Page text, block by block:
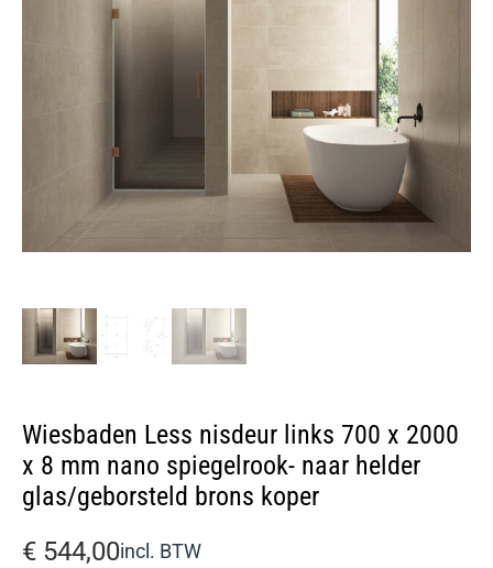
Wiesbaden Less nisdeur links 700 x 2000
x 8 mm nano spiegelrook- naar helder
glas/geborsteld brons koper
€ 544,00incl. BTW